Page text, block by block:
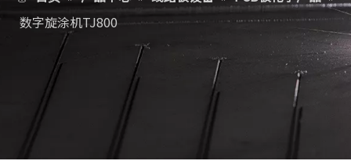
数字旋涂机TJ800